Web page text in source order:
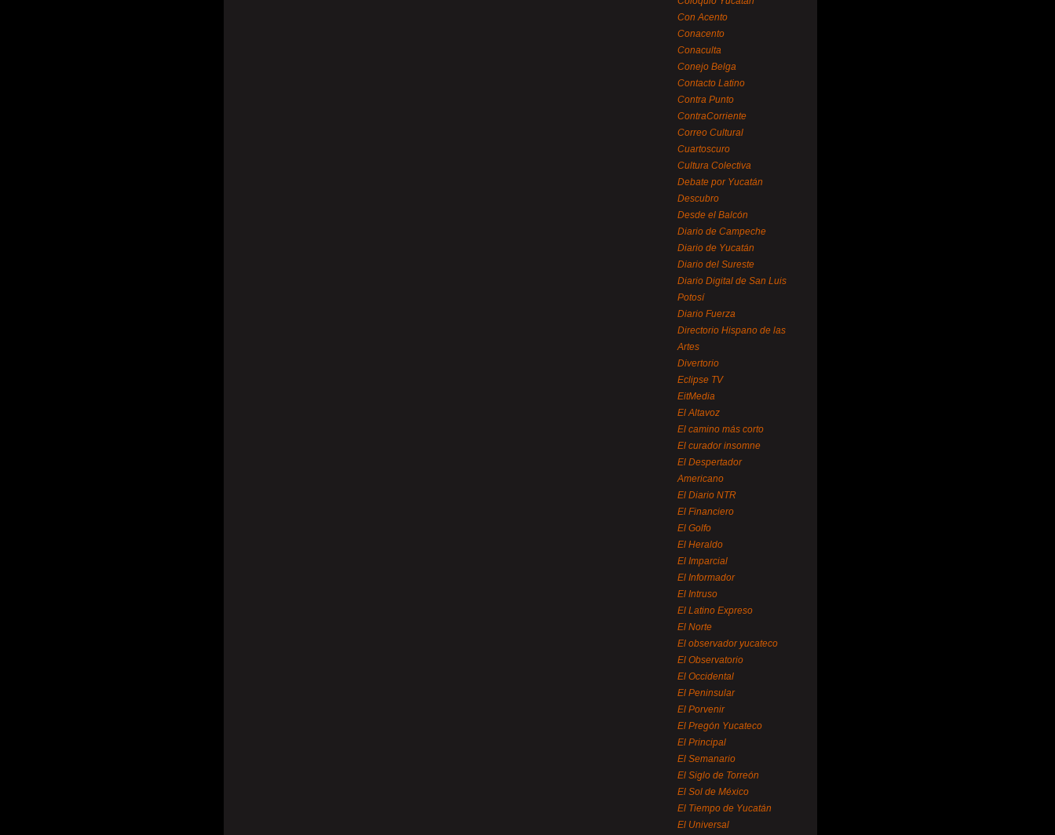
Con Acento
Conacento
Conaculta
Conejo Belga
Contacto Latino
Contra Punto
ContraCorriente
Correo Cultural
Cuartoscuro
Cultura Colectiva
Debate por Yucatán
Descubro
Desde el Balcón
Diario de Campeche
Diario de Yucatán
Diario del Sureste
Diario Digital de San Luis
Potosí
Diario Fuerza
Directorio Hispano de las
Artes
Divertorio
Eclipse TV
EitMedia
El Altavoz
El camino más corto
El curador insomne
El Despertador
Americano
El Diario NTR
El Financiero
El Golfo
El Heraldo
El Imparcial
El Informador
El Intruso
El Latino Expreso
El Norte
El observador yucateco
El Observatorio
El Occidental
El Peninsular
El Porvenir
El Pregón Yucateco
El Principal
El Semanario
El Siglo de Torreón
El Sol de México
El Tiempo de Yucatán
El Universal